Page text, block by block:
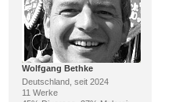
Wolfgang Bethke
Deutschland, seit 2024
11 Werke